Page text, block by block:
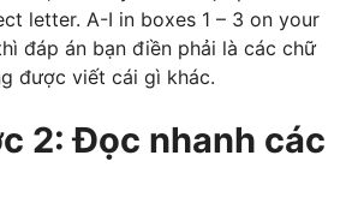
letter. A-I in boxes 1 – 3 on your
đáp án bạn điền phải là các chữ
được viết cái gì khác.
2: Đọc nhanh các